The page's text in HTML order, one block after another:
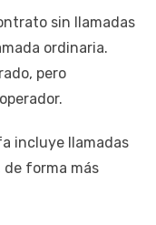
sin llamadas
ordinaria.
pero
incluye llamadas
de forma más